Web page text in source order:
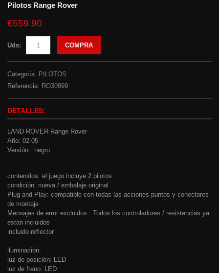
Pilotos Range Rover
€559.90
Uds: COMPRA
Categoría: PILOTOS
Referencia: RO30999
DETALLES:
LAND ROVER Range Rover
Año: 02-05
Versión: negro
contenidos: el juego incluye 2 pilotos
condición: nueva / embalaje original
Plug and Play: compatible con todas las acciones puntos y conectores
de montaje
Mensajes de error excluidos : Todos los controladores / resistencias ya
están incluidos
incluido reflector
iluminación:
luz de posición: LED
luz de freno: LED